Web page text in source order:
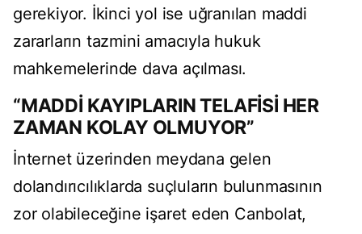
gerekiyor. İkinci yol ise uğranılan maddi
zararların tazmini amacıyla hukuk
mahkemelerinde dava açılması.
“MADDİ KAYIPLARIN TELAFİSİ HER
ZAMAN KOLAY OLMUYOR”
İnternet üzerinden meydana gelen
dolandırıcılıklarda suçluların bulunmasının
zor olabileceğine işaret eden Canbolat,